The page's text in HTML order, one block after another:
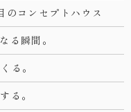
コンセプトハウス
る瞬間。
る。
る。